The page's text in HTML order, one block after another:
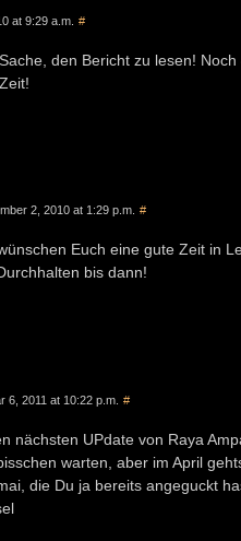
at 9:29 a.m. #
den Bericht zu lesen!
2, 2010 at 1:29 p.m. #
Euch eine gute Zeit in
bis dann!
6, 2011 at 10:22 p.m. #
nächsten UPdate von Raya
warten, aber im April
die Du ja bereits angeguckt